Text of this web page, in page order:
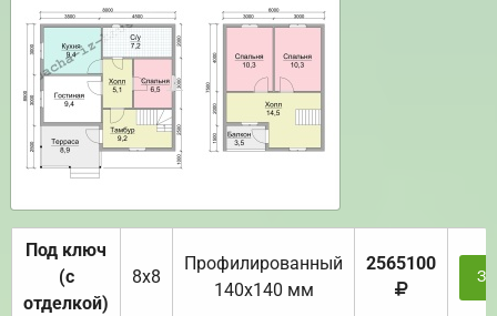
Под ключ
(с
отделкой)
8х8
Профилированный
140х140 мм
2565100